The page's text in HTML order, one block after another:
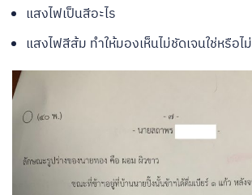
แสงไฟเป็นสีอะไร
แสงไฟสีส้ม ทำให้มองเห็นไม่ชัดเจนใช่หรือไม่